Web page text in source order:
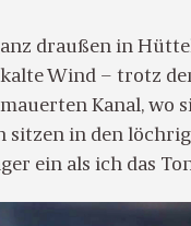
draußen in
Wind – trotz
Kanal, wo
sitzen in den
ein als ich das